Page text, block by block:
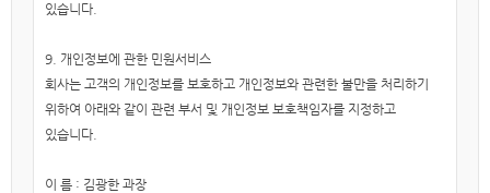
있습니다.
9. 개인정보에 관한 민원서비스
회사는 고객의 개인정보를 보호하고 개인정보와 관련한 불만을 처리하기
위하여 아래와 같이 관련 부서 및 개인정보 보호책임자를 지정하고
있습니다.
이 름 : 김광한 과장